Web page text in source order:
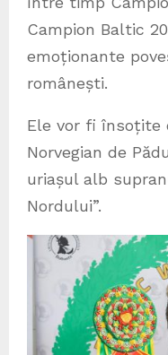
Campion Baltic
emoționante
românești.
Ele vor fi însoțite
Norvegian de
uriașul alb
Nordului”.